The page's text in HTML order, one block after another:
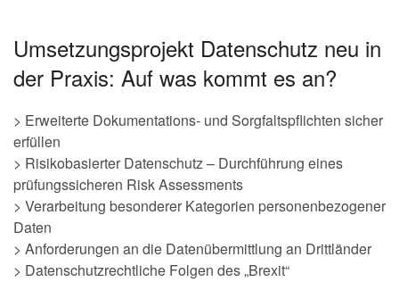
Umsetzungsprojekt Datenschutz neu in
der Praxis: Auf was kommt es an?
> Erweiterte Dokumentations- und Sorgfaltspflichten sicher
erfüllen
> Risikobasierter Datenschutz – Durchführung eines
prüfungssicheren Risk Assessments
> Verarbeitung besonderer Kategorien personenbezogener
Daten
> Anforderungen an die Datenübermittlung an Drittländer
> Datenschutzrechtliche Folgen des „Brexit“